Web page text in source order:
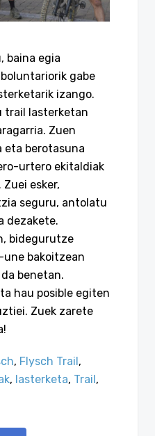
baina egia
gabe
izango.
trail lasterketan
Zuen
eta berotasuna
urtero ekitaldiak
esker,
seguru, antolatu
dezakete.
bidegurutze
bakoitzean
benetan.
hau posible egiten
Zuek zarete
, Flysch Trail,
, lasterketa, Trail,